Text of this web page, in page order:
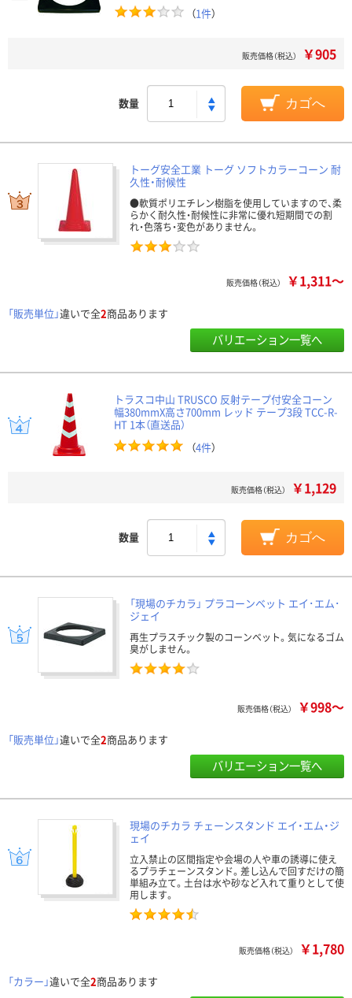
（1件）
販売価格（税込） ￥905
数量 カゴへ
トーグ安全工業 トーグ ソフトカラーコーン 耐
久性・耐候性
●軟質ポリエチレン樹脂を使用していますので、柔
らかく耐久性・耐候性に非常に優れ短期間での割
れ・色落ち・変色がありません。
販売価格（税込） ￥1,311～
「販売単位」違いで全2商品あります
バリエーション一覧へ
トラスコ中山 TRUSCO 反射テープ付安全コーン
幅380mmX高さ700mm レッド テープ3段 TCC-R-
HT 1本（直送品）
（4件）
販売価格（税込） ￥1,129
数量 カゴへ
「現場のチカラ」 プラコーンベット エイ･エム･
ジェイ
再生プラスチック製のコーンベット。気になるゴム
臭がしません。
販売価格（税込） ￥998～
「販売単位」違いで全2商品あります
バリエーション一覧へ
現場のチカラ チェーンスタンド エイ・エム・ジ
ェイ
立入禁止の区間指定や会場の人や車の誘導に使え
るプラチェーンスタンド。差し込んで回すだけの簡
単組み立て。土台は水や砂など入れて重りとして使
用します。
販売価格（税込） ￥1,780
「カラー」違いで全2商品あります